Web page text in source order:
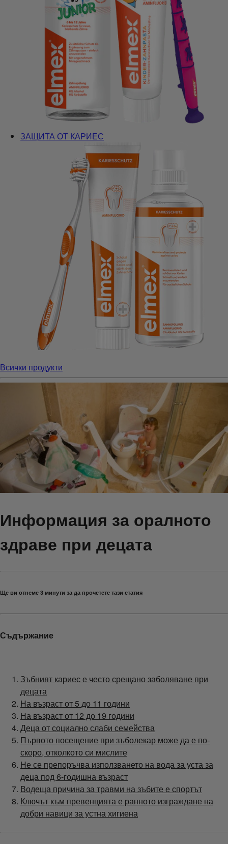
ЗАЩИТА ОТ КАРИЕС
Всички продукти
Информация за оралното
здраве при децата
Ще ви отнеме 3 минути за да прочетете тази статия
Съдържание
Зъбният кариес е често срещано заболяване при
децата
На възраст от 5 до 11 години
На възраст от 12 до 19 години
Деца от социално слаби семейства
Първото посещение при зъболекар може да е по-
скоро, отколкото си мислите
Не се препоръчва използването на вода за уста за
деца под 6-годишна възраст
Водеща причина за травми на зъбите е спортът
Ключът към превенцията е ранното изграждане на
добри навици за устна хигиена